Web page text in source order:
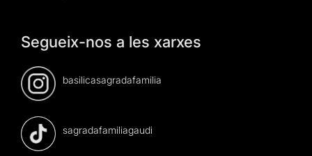
Segueix-nos a les xarxes
basilicasagradafamilia
sagradafamiliagaudi